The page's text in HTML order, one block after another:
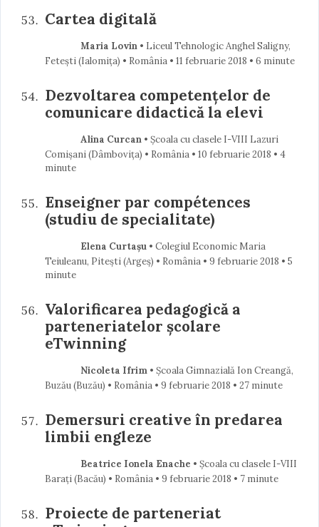
Cartea digitală
Maria Lovin• Liceul Tehnologic Anghel Saligny,
Fetești (Ialomiţa) • România
11 februarie 2018 • 6 minute
Dezvoltarea competențelor de
comunicare didactică la elevi
Alina Curcan• Școala cu clasele I-VIII Lazuri
Comișani (Dâmboviţa) • România
10 februarie 2018 • 4
minute
Enseigner par compétences
(studiu de specialitate)
Elena Curtașu• Colegiul Economic Maria
Teiuleanu, Pitești (Argeş) • România
9 februarie 2018 • 5
minute
Valorificarea pedagogică a
parteneriatelor școlare
eTwinning
Nicoleta Ifrim• Școala Gimnazială Ion Creangă,
Buzău (Buzău) • România
9 februarie 2018 • 27 minute
Demersuri creative în predarea
limbii engleze
Beatrice Ionela Enache • Școala cu clasele I-VIII
Barați (Bacău) • România
9 februarie 2018 • 7 minute
Proiecte de parteneriat